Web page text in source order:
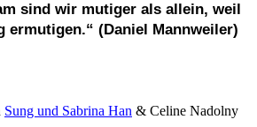
sind wir mutiger als allein, weil
ermutigen.“ (Daniel Mannweiler)
Sung und Sabrina Han & Celine Nadolny